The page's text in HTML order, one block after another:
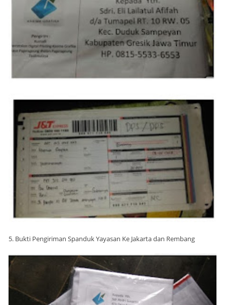
5. Bukti Pengiriman Spanduk Yayasan Ke Jakarta dan Rembang